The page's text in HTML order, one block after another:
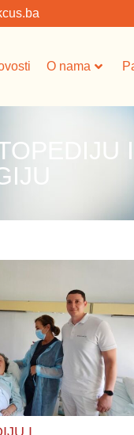
O nama
I